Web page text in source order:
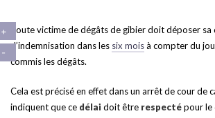
Toute victime de dégâts de gibier doit déposer sa
d’indemnisation dans les six moisà compter du
commis les dégâts.
Cela est précisé en effet dans un arrêt de cour de
indiquent que ce délai doit être respectépour le